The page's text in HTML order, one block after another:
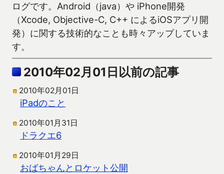
ログです。Android（java）や iPhone開発
（Xcode, Objective-C, C++ によるiOSアプリ開
発）に関する技術的なことも時々アップしていま
す。
2010年02月01日以前の記事
2010年02月01日
iPadのこと
2010年01月31日
ドラクエ6
2010年01月29日
おばちゃんとロケット公開